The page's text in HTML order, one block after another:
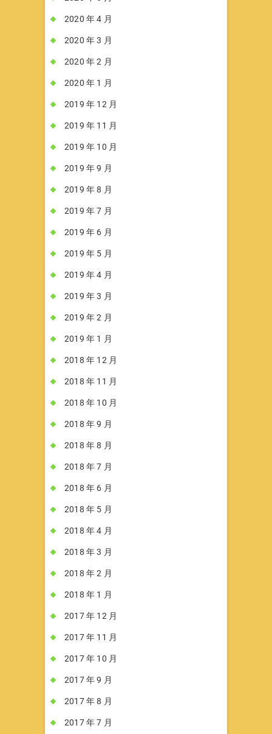
2020 年 4 月
2020 年 3 月
2020 年 2 月
2020 年 1 月
2019 年 12 月
2019 年 11 月
2019 年 10 月
2019 年 9 月
2019 年 8 月
2019 年 7 月
2019 年 6 月
2019 年 5 月
2019 年 4 月
2019 年 3 月
2019 年 2 月
2019 年 1 月
2018 年 12 月
2018 年 11 月
2018 年 10 月
2018 年 9 月
2018 年 8 月
2018 年 7 月
2018 年 6 月
2018 年 5 月
2018 年 4 月
2018 年 3 月
2018 年 2 月
2018 年 1 月
2017 年 12 月
2017 年 11 月
2017 年 10 月
2017 年 9 月
2017 年 8 月
2017 年 7 月